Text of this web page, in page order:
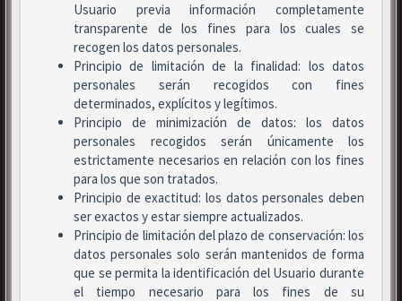
Usuario previa información completamente
transparente de los fines para los cuales se
recogen los datos personales.
Principio de limitación de la finalidad: los datos
personales serán recogidos con fines
determinados, explícitos y legítimos.
Principio de minimización de datos: los datos
personales recogidos serán únicamente los
estrictamente necesarios en relación con los fines
para los que son tratados.
Principio de exactitud: los datos personales deben
ser exactos y estar siempre actualizados.
Principio de limitación del plazo de conservación: los
datos personales solo serán mantenidos de forma
que se permita la identificación del Usuario durante
el tiempo necesario para los fines de su